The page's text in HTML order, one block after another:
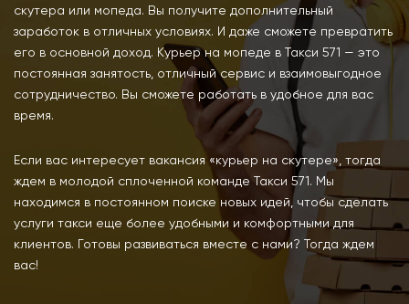
скутера или мопеда. Вы получите дополнительный
заработок в отличных условиях. И даже сможете превратить
его в основной доход. Курьер на мопеде в Такси 571 — это
постоянная занятость, отличный сервис и взаимовыгодное
сотрудничество. Вы сможете работать в удобное для вас
время.
Если вас интересует вакансия «курьер на скутере», тогда
ждем в молодой сплоченной команде Такси 571. Мы
находимся в постоянном поиске новых идей, чтобы сделать
услуги такси еще более удобными и комфортными для
клиентов. Готовы развиваться вместе с нами? Тогда ждем
вас!